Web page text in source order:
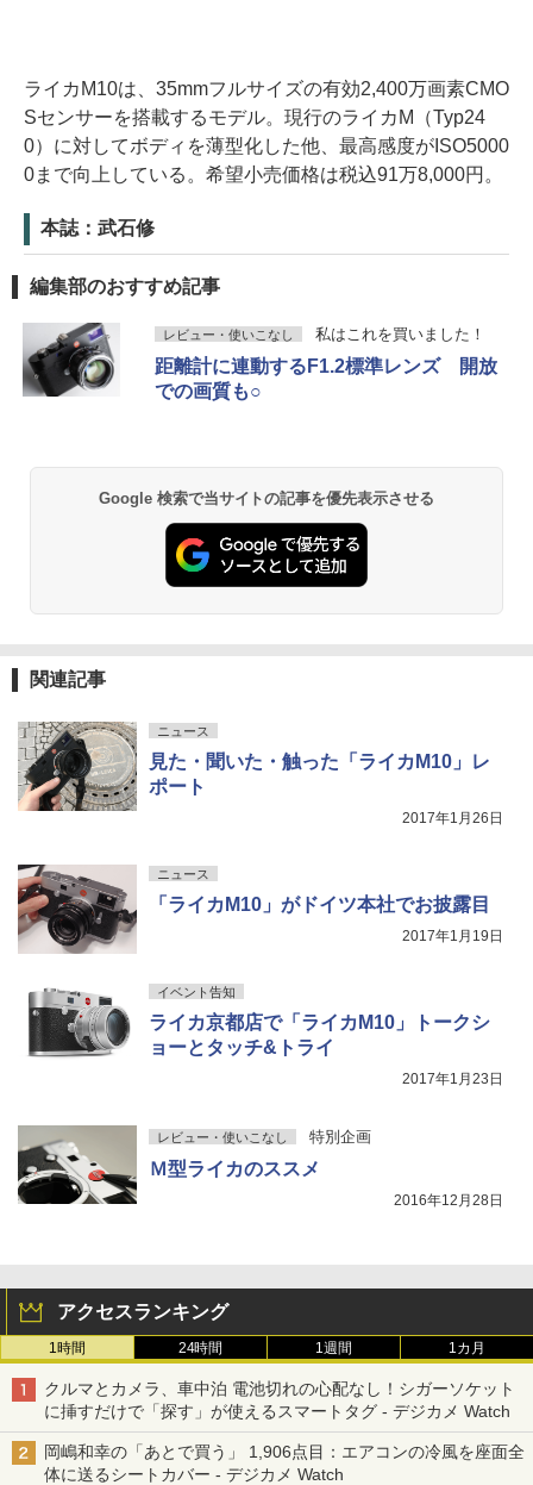
ライカM10は、35mmフルサイズの有効2,400万画素CMO
Sセンサーを搭載するモデル。現行のライカM（Typ24
0）に対してボディを薄型化した他、最高感度がISO5000
0まで向上している。希望小売価格は税込91万8,000円。
本誌：武石修
編集部のおすすめ記事
レビュー・使いこなし 私はこれを買いました！
距離計に連動するF1.2標準レンズ 開放
での画質も○
Google 検索で当サイトの記事を優先表示させる
関連記事
ニュース
見た・聞いた・触った「ライカM10」レ
ポート
2017年1月26日
ニュース
「ライカM10」がドイツ本社でお披露目
2017年1月19日
イベント告知
ライカ京都店で「ライカM10」トークシ
ョーとタッチ&トライ
2017年1月23日
レビュー・使いこなし 特別企画
Ｍ型ライカのススメ
2016年12月28日
アクセスランキング
1時間 24時間 1週間 1カ月
クルマとカメラ、車中泊 電池切れの心配なし！シガーソケット
に挿すだけで「探す」が使えるスマートタグ - デジカメ Watch
岡嶋和幸の「あとで買う」 1,906点目：エアコンの冷風を座面全
体に送るシートカバー - デジカメ Watch